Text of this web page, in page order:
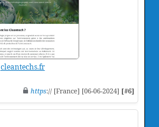
cleantechs.fr
https:// [France] [06-06-2024] [#6]